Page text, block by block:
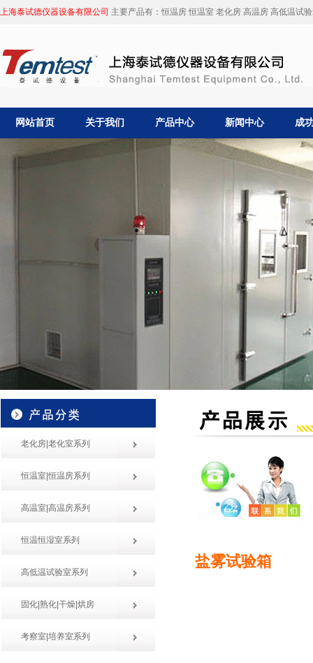
上海泰试德仪器设备有限公司 主要产品有：恒温房 恒温室 老化房 高温房 高低温试
网站首页 关于我们 产品中心 新闻中心 成
老化房|老化室系列
恒温室|恒温房系列
高温室|高温房系列
恒温恒湿室系列
高低温试验室系列
固化|熟化|干燥|烘房
考察室|培养室系列
盐雾试验箱